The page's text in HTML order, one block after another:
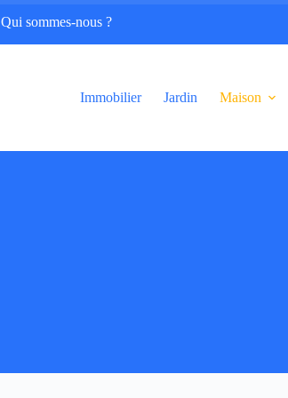
Qui sommes-nous ?
Immobilier Jardin Maison